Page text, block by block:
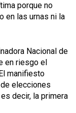
porque no
en las urnas ni la
Nacional de
en riesgo el
manifiesto
elecciones
decir, la primera